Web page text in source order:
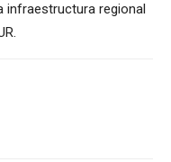
infraestructura regional